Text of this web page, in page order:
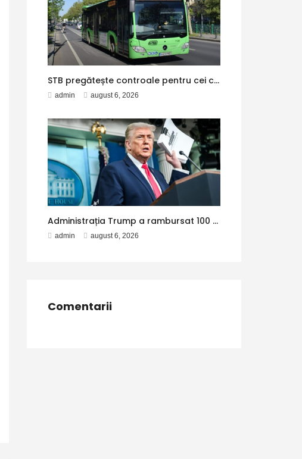
STB pregătește controale pentru cei care ascultă muzică sau vorbesc pe speaker în mijloacele de transport. Metrorex lansează o campanie pentru păstrarea liniștii în metrou
admin august 6, 2026
Administrația Trump a rambursat 100 de miliarde de dolari companiilor americane, după ce Curtea Supremă a decis că tarifele impuse de Trump sunt ilegale
admin august 6, 2026
Comentarii